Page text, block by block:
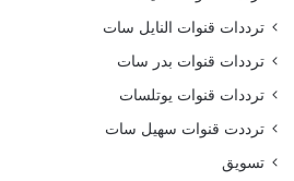
ترددات قنوات النايل سات
ترددات قنوات بدر سات
ترددات قنوات يوتلسات
ترددت قنوات سهيل سات
تسويق